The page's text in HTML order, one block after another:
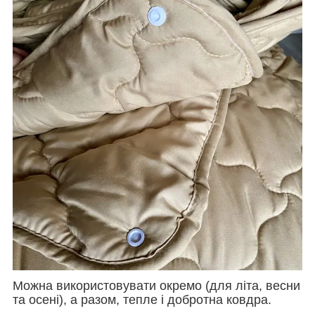
Можна використовувати окремо (для літа, весни
та осені), а разом, тепле і добротна ковдра.